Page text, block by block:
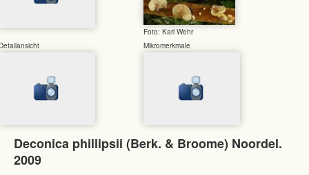
Foto: Karl Wehr
Mikromerkmale
Deconica phillipsii (Berk. & Broome) Noordel.
2009